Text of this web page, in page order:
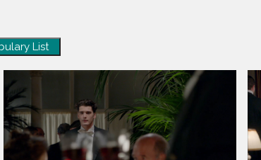
List